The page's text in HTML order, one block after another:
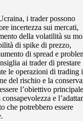
i trader possono
incertezza sui mercati,
della volatilità su
di spike di prezzo,
di spread e
ai trader di prestare
le operazioni di trading
del rischio e la
l’obiettivo
e
che potrebbero essere